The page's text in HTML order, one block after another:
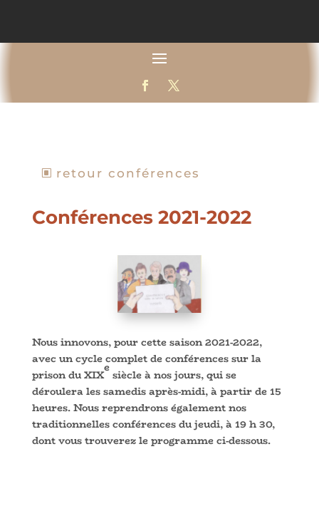
retour conférences
Conférences 2021-2022
Nous innovons, pour cette saison 2021-2022,
avec un cycle complet de conférences sur la
prison du XIX
e
siècle à nos jours, qui se
déroulera les samedis après-midi, à partir de 15
heures. Nous reprendrons également nos
traditionnelles conférences du jeudi, à 19 h 30,
dont vous trouverez le programme ci-dessous.